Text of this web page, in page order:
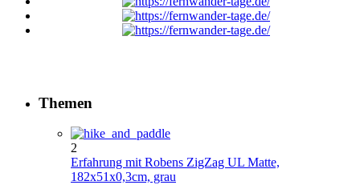
Themen
2
Erfahrung mit Robens ZigZag UL Matte,
182x51x0,3cm, grau